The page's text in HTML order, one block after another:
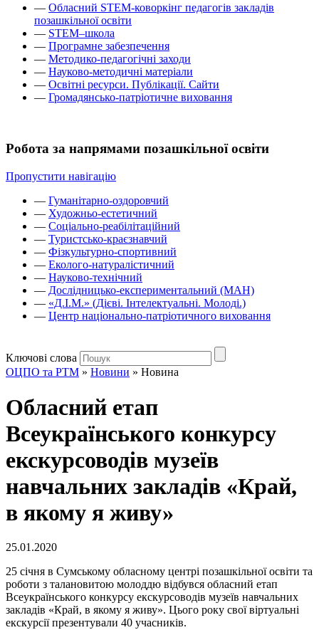
— Обласний STEM-коворкінг педагогів закладів
позашкільної освіти
— STEM–школа
— Програмне забезпечення
— Методико-педагогічні заходи
— Науково-методичні матеріали
— Освітні ресурси. Публікації. Сайти
— Громадянсько-патріотичне виховання
Робота за напрямами позашкільної освіти
Пропустити навігацію
— Гуманітарно-оздоровчий
— Художньо-естетичний
— Соціально-реабілітаційний
— Туристсько-краєзнавчий
— Фізкультурно-спортивний
— Еколого-натуралістичний
— Науково-технічний
— Дослідницько-експериментальний (МАН)
— «Д.І.М.» (Дієві. Інтелектуальні. Молоді.)
— Центр національно-патріотичного виховання
Ключові слова
ОЦПО та РТМ » Новини » Новина
Обласний етап
Всеукраїнського конкурсу
екскурсоводів музеїв
навчальних закладів «Край,
в якому я живу»
25.01.2020
25 січня в Сумському обласному центрі позашкільної освіти та
роботи з талановитою молоддю відбувся обласний етап
Всеукраїнського конкурсу екскурсоводів музеїв навчальних
закладів «Край, в якому я живу». Цього року свої віртуальні
екскурсії презентували 40 учасників.